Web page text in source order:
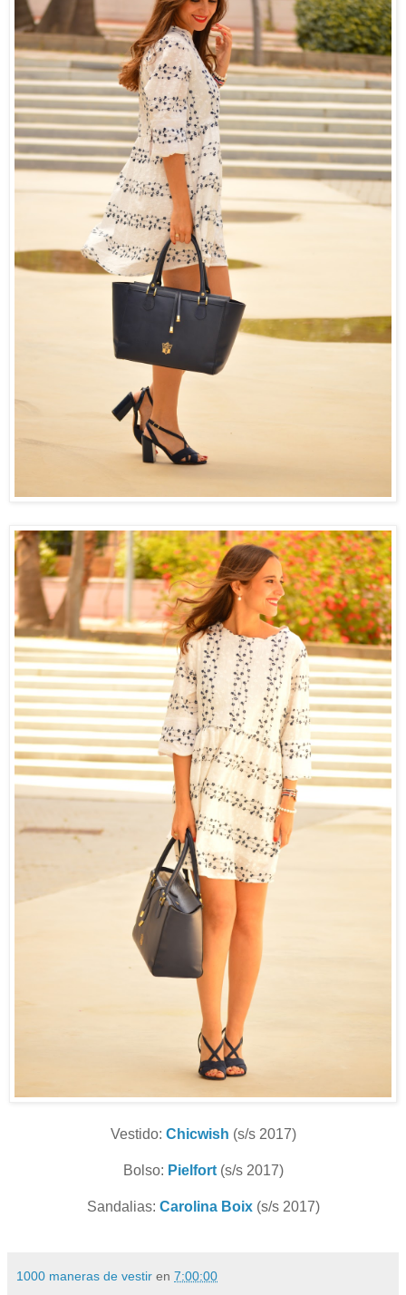
Vestido: Chicwish (s/s 2017)
Bolso: Pielfort (s/s 2017)
Sandalias: Carolina Boix(s/s 2017)
1000 maneras de vestir en 7:00:00